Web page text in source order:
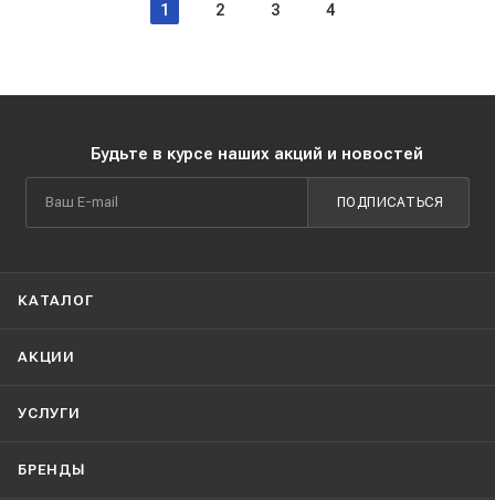
1 2 3 4
Будьте в курсе наших акций и новостей
ПОДПИСАТЬСЯ
КАТАЛОГ
АКЦИИ
УСЛУГИ
БРЕНДЫ